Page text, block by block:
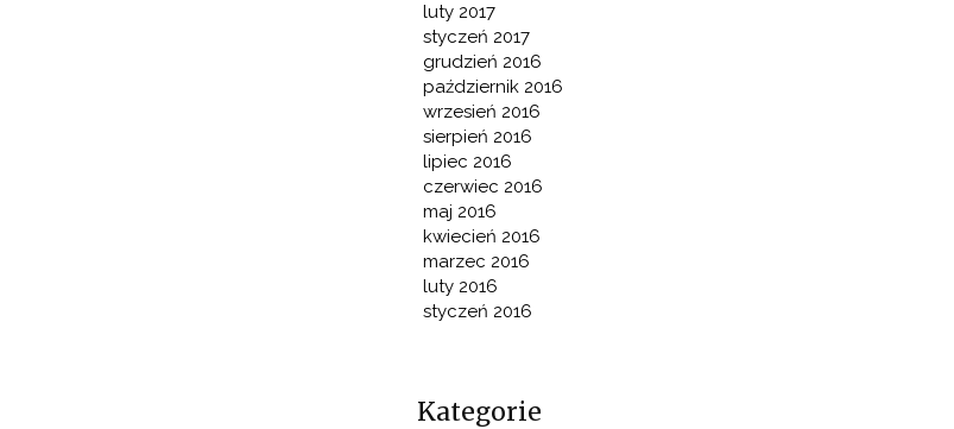
luty 2017
styczeń 2017
grudzień 2016
październik 2016
wrzesień 2016
sierpień 2016
lipiec 2016
czerwiec 2016
maj 2016
kwiecień 2016
marzec 2016
luty 2016
styczeń 2016
Kategorie